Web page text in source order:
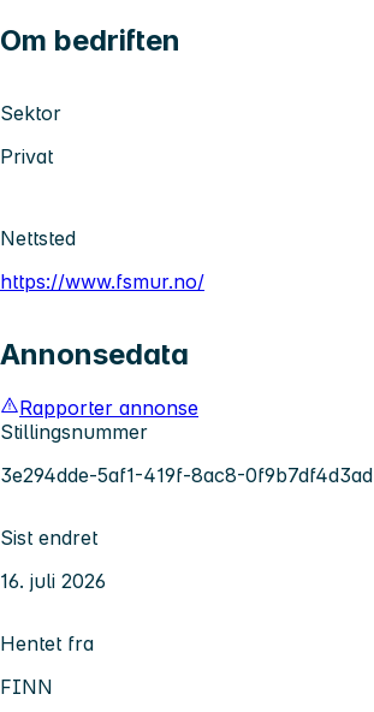
Om bedriften
Sektor
Privat
Nettsted
https://www.fsmur.no/
Annonsedata
Rapporter annonse
Stillingsnummer
3e294dde-5af1-419f-8ac8-0f9b7df4d3ad
Sist endret
16. juli 2026
Hentet fra
FINN